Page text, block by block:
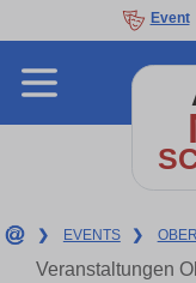
Event
❯ EVENTS ❯
Veranstaltungen